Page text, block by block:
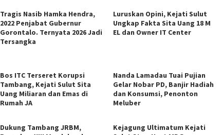
Tragis Nasib Hamka Hendra,
2022 Penjabat Gubernur
Gorontalo. Ternyata 2026 Jadi
Tersangka
Luruskan Opini, Kejati Sulut
Ungkap Fakta Sita Uang 18 M
EL dan Owner IT Center
Bos ITC Terseret Korupsi
Tambang, Kejati Sulut Sita
Uang Miliaran dan Emas di
Rumah JA
Nanda Lamadau Tuai Pujian
Gelar Nobar PD, Banjir Hadiah
dan Konsumsi, Penonton
Meluber
Dukung Tambang JRBM,
Kejagung Ultimatum Kejati